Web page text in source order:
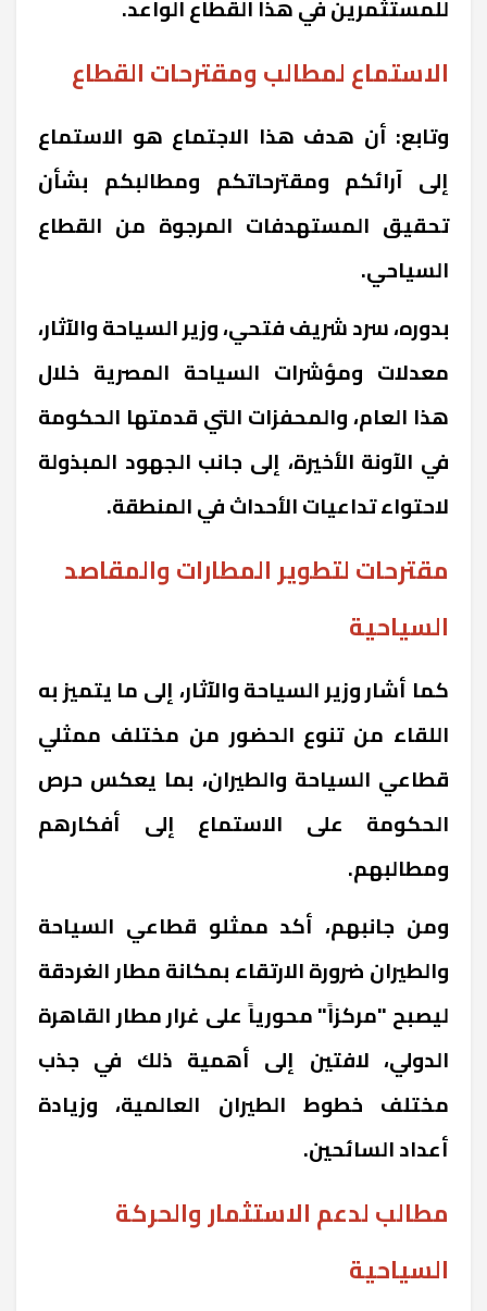
للمستثمرين في هذا القطاع الواعد.
الاستماع لمطالب ومقترحات القطاع
وتابع: أن هدف هذا الاجتماع هو الاستماع
إلى آرائكم ومقترحاتكم ومطالبكم بشأن
تحقيق المستهدفات المرجوة من القطاع
السياحي.
بدوره، سرد شريف فتحي، وزير السياحة والآثار،
معدلات ومؤشرات السياحة المصرية خلال
هذا العام، والمحفزات التي قدمتها الحكومة
في الآونة الأخيرة، إلى جانب الجهود المبذولة
لاحتواء تداعيات الأحداث في المنطقة.
مقترحات لتطوير المطارات والمقاصد
السياحية
كما أشار وزير السياحة والآثار، إلى ما يتميز به
اللقاء من تنوع الحضور من مختلف ممثلي
قطاعي السياحة والطيران، بما يعكس حرص
الحكومة على الاستماع إلى أفكارهم
ومطالبهم.
ومن جانبهم، أكد ممثلو قطاعي السياحة
والطيران ضرورة الارتقاء بمكانة مطار الغردقة
ليصبح "مركزاً" محورياً على غرار مطار القاهرة
الدولي، لافتين إلى أهمية ذلك في جذب
مختلف خطوط الطيران العالمية، وزيادة
أعداد السائحين.
مطالب لدعم الاستثمار والحركة
السياحية